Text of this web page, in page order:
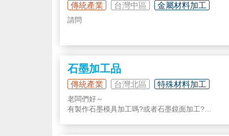
傳統產業 台灣中區 金屬材料加工
請問
如有 請報價給我
謝謝
石墨加工品
傳統產業 台灣北區 特殊材料加工
老闆們好～
有製作石墨模具加工嗎?或者石墨鏡面加工?